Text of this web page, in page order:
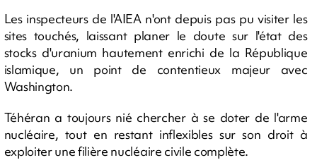
Les inspecteurs de l'AIEA n'ont depuis pas pu visiter les
sites touchés, laissant planer le doute sur l'état des
stocks d'uranium hautement enrichi de la République
islamique, un point de contentieux majeur avec
Washington.
Téhéran a toujours nié chercher à se doter de l'arme
nucléaire, tout en restant inflexibles sur son droit à
exploiter une filière nucléaire civile complète.